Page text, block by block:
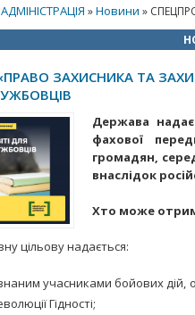
»Новини »
ЗАХИСНИКА ТА
Держава
фахової
громадян,
внаслідок
Хто може
цільову надається:
учасниками бойових дій,
Гідності;